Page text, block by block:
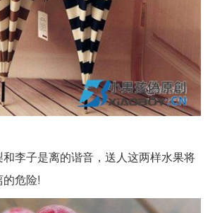
李子是离的谐音，送人这两样水果将
危险!